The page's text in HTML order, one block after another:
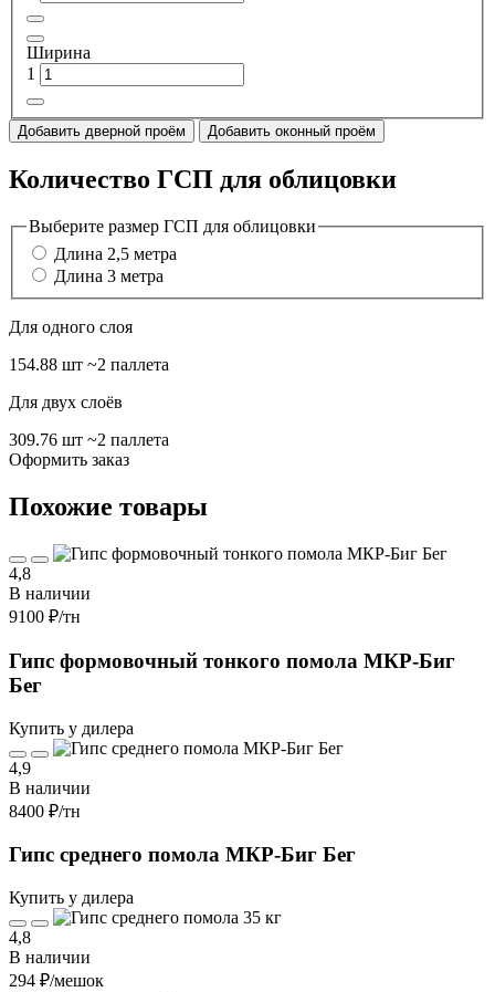
Ширина
1
Добавить дверной проём Добавить оконный проём
Количество ГСП для облицовки
Выберите размер ГСП для облицовки
Длина 2,5 метра
Длина 3 метра
Для одного слоя
154.88 шт ~2 паллета
Для двух слоёв
309.76 шт ~2 паллета
Оформить заказ
Похожие товары
4,8
В наличии
9100 ₽/тн
Гипс формовочный тонкого помола МКР-Биг
Бег
Купить у дилера
4,9
В наличии
8400 ₽/тн
Гипс среднего помола МКР-Биг Бег
Купить у дилера
4,8
В наличии
294 ₽/мешок